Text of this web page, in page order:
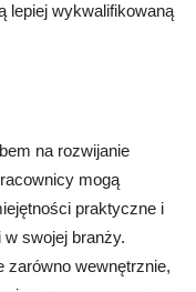
lepiej wykwalifikowaną
na rozwijanie
mogą
praktyczne i
swojej branży.
zarówno wewnętrznie,